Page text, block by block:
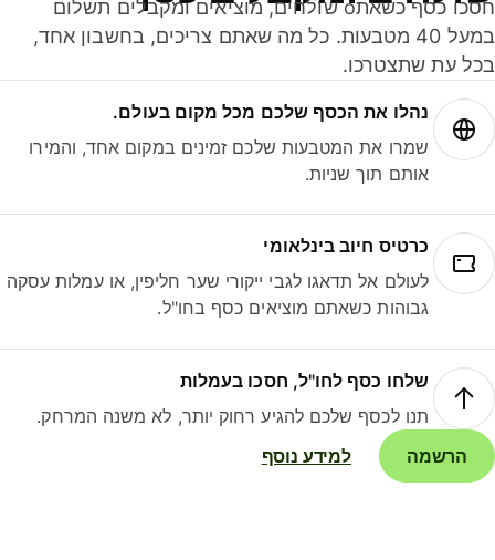
חסכו כסף כשאתo שולחים, מוציאים ומקבלים תשלום
במעל 40 מטבעות. כל מה שאתם צריכים, בחשבון אחד,
עת שתצטרכו.
נהלו את הכסף שלכם מכל מקום בעולם.
שמרו את המטבעות שלכם זמינים במקום אחד, והמירו
אותם תוך שניות.
כרטיס חיוב בינלאומי
לעולם אל תדאגו לגבי ייקורי שער חליפין, או עמלות עסקה
גבוהות כשאתם מוציאים כסף בחו"ל.
שלחו כסף לחו"ל, חסכו בעמלות
תנו לכסף שלכם להגיע רחוק יותר, לא משנה המרחק.
הרשמה
למידע נוסף